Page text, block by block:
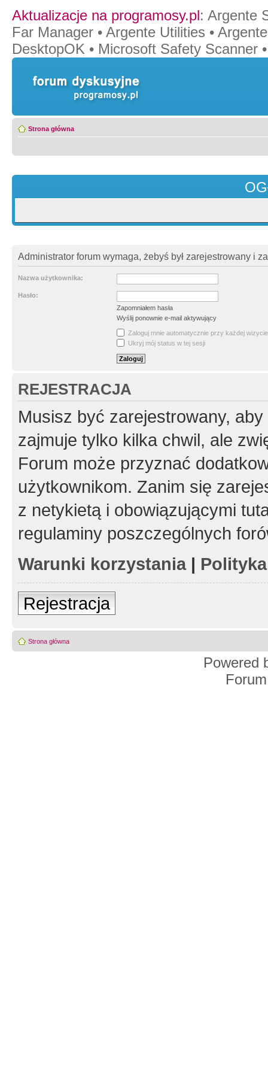
Aktualizacje na programosy.pl: Argente
Far Manager • Argente Utilities •
DesktopOK • Microsoft Safety Scanner
Strona główna
Administrator forum wymaga, żebyś był zarejestrowany i
Nazwa użytkownika:
Hasło:
Zapomniałem hasła
Wyślij ponownie e-mail aktywujący
Zaloguj mnie automatycznie przy każdej wizycie
Ukryj mój status w tej sesji
REJESTRACJA
Musisz być zarejestrowany,
zajmuje tylko kilka chwil, ale
Forum może przyznać
użytkownikom. Zanim się
z netykietą i obowiązującymi
regulaminy poszczególnych
Warunki korzystania|
Rejestracja
Strona główna
Powered